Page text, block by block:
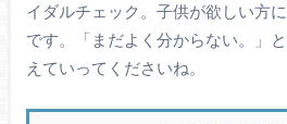
イダルチェック。子供が欲しい方
です。「まだよく分からない。」
えていってくださいね。